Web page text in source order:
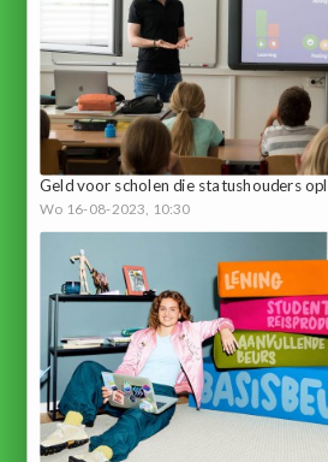
Geld voor scholen die statushouders
Wo 16-08-2023, 10:30